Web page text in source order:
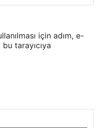
için adım, e-
tarayıcıya